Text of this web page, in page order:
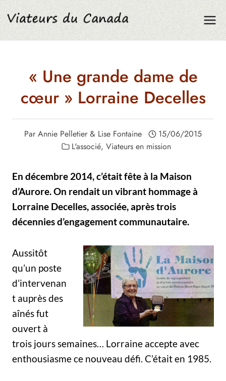
Aller
au
contenu
« Une grande dame de
cœur » Lorraine Decelles
Par Annie Pelletier& Lise Fontaine
15/06/2015
L'associé,Viateurs en mission
En décembre 2014, c’était fête à la Maison
d’Aurore. On rendait un vibrant hommage à
Lorraine Decelles, associée, après trois
décennies d’engagement communautaire.
Aussitôt
qu’un poste
d’intervenan
t auprès des
aînés fut
ouvert à
trois jours semaines… Lorraine accepte avec
enthousiasme ce nouveau défi. C’était en 1985.